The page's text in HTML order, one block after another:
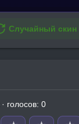
Случайный скин
· голосов: 0